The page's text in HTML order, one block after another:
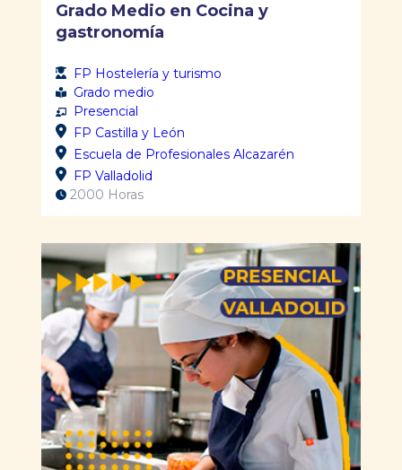
Grado Medio en Cocina y
gastronomía
FP Hostelería y turismo
Grado medio
Presencial
FP Castilla y León
Escuela de Profesionales Alcazarén
FP Valladolid
2000 Horas